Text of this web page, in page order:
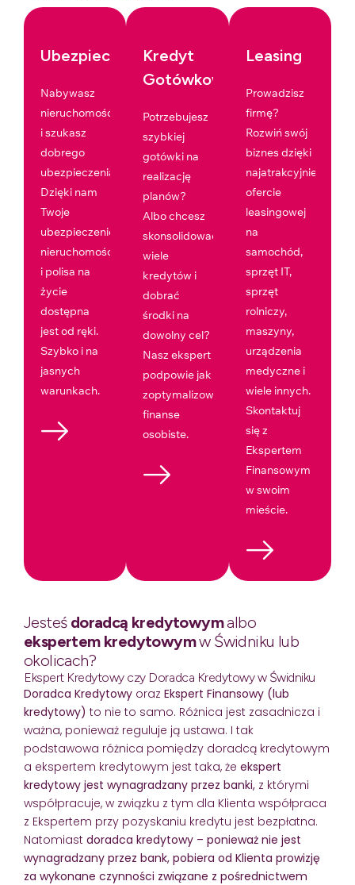
Ubezpieczenia
Nabywasz
nieruchomość
i szukasz
dobrego
ubezpieczenia?
Dzięki nam
Twoje
ubezpieczenie
nieruchomości
i polisa na
życie
dostępna
jest od ręki.
Szybko i na
jasnych
warunkach.
Kredyt
Gotówkowy
Potrzebujesz
szybkiej
gotówki na
realizację
planów?
Albo chcesz
skonsolidować
wiele
kredytów i
dobrać
środki na
dowolny cel?
Nasz ekspert
podpowie jak
zoptymalizować
finanse
osobiste.
Leasing
Prowadzisz
firmę?
Rozwiń swój
biznes dzięki
najatrakcyjniejszej
ofercie
leasingowej
na
samochód,
sprzęt IT,
sprzęt
rolniczy,
maszyny,
urządzenia
medyczne i
wiele innych.
Skontaktuj
się z
Ekspertem
Finansowym
w swoim
mieście.
Jesteśdoradcą kredytowymalbo
ekspertem kredytowymw Świdniku lub
okolicach?
Ekspert Kredytowy czy Doradca Kredytowy w Świdniku
Doradca Kredytowy oraz Ekspert Finansowy (lub
kredytowy) to nie to samo. Różnica jest zasadnicza i
ważna, ponieważ reguluje ją ustawa. I tak
podstawowa różnica pomiędzy doradcą kredytowym
a ekspertem kredytowym jest taka, że ekspert
kredytowy jest wynagradzany przez banki, z którymi
współpracuje, w związku z tym dla Klienta współpraca
z Ekspertem przy pozyskaniu kredytu jest bezpłatna.
Natomiast doradca kredytowy – ponieważ nie jest
wynagradzany przez bank, pobiera od Klienta prowizję
za wykonane czynności związane z pośrednictwem